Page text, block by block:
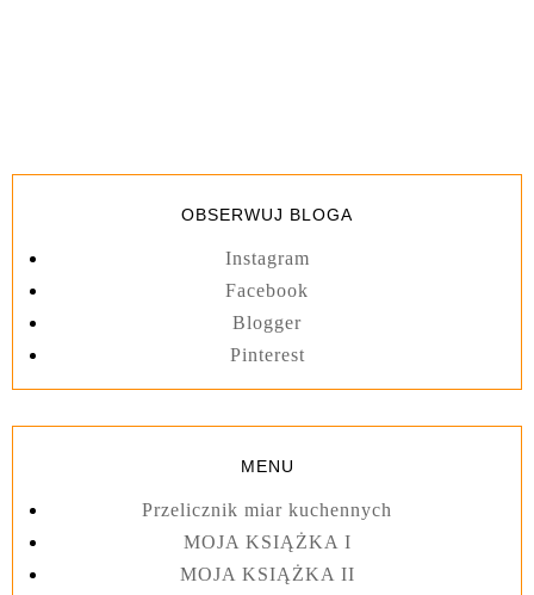
OBSERWUJ BLOGA
Instagram
Facebook
Blogger
Pinterest
MENU
Przelicznik miar kuchennych
MOJA KSIĄŻKA I
MOJA KSIĄŻKA II